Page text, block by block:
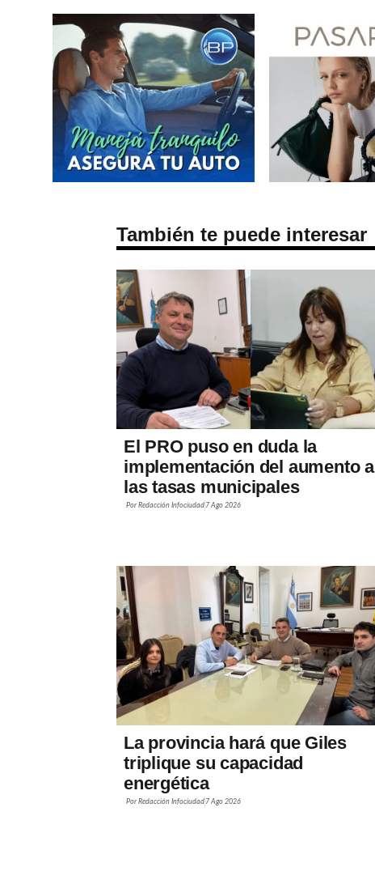
También te puede interesar
El PRO puso en duda la
implementación del aumento a
las tasas municipales
Por Redacción Infociudad 7 Ago 2026
La provincia hará que Giles
triplique su capacidad
energética
Por Redacción Infociudad 7 Ago 2026